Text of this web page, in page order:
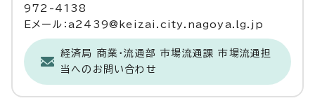
972-4138
Eメール：a2439@keizai.city.nagoya.lg.jp
経済局 商業・流通部 市場流通課 市場流通担
当へのお問い合わせ